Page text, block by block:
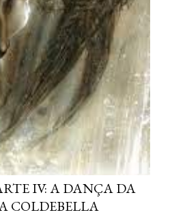
IV: A DANÇA DA
COLDEBELLA